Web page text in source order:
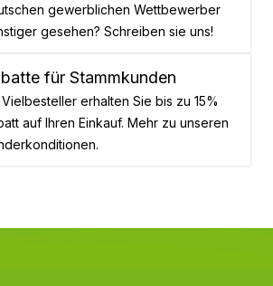
gewerblichen Wettbewerber
gesehen? Schreiben sie uns!
für Stammkunden
Vielbesteller erhalten Sie bis zu 15%
auf Ihren Einkauf. Mehr zu unseren